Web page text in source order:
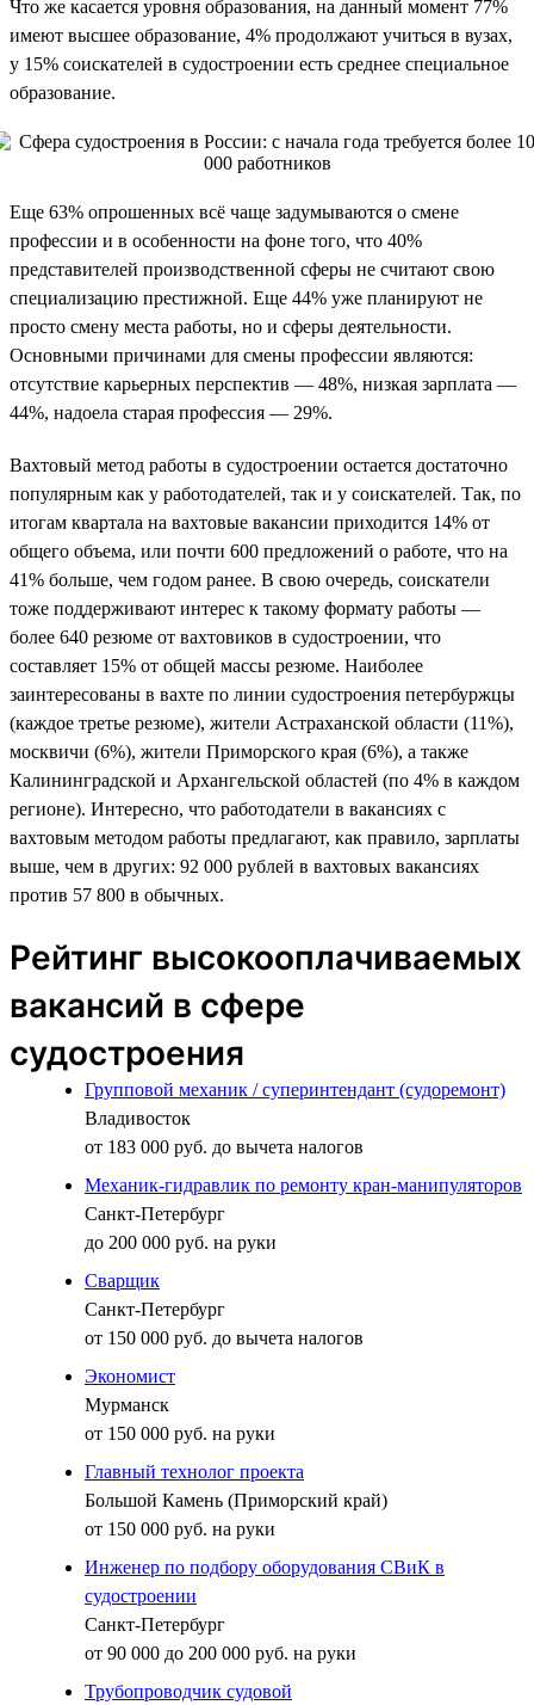
Что же касается уровня образования, на данный момент 77%
имеют высшее образование, 4% продолжают учиться в вузах,
у 15% соискателей в судостроении есть среднее специальное
образование.
Еще 63% опрошенных всё чаще задумываются о смене
профессии и в особенности на фоне того, что 40%
представителей производственной сферы не считают свою
специализацию престижной. Еще 44% уже планируют не
просто смену места работы, но и сферы деятельности.
Основными причинами для смены профессии являются:
отсутствие карьерных перспектив — 48%, низкая зарплата —
44%, надоела старая профессия — 29%.
Вахтовый метод работы в судостроении остается достаточно
популярным как у работодателей, так и у соискателей. Так, по
итогам квартала на вахтовые вакансии приходится 14% от
общего объема, или почти 600 предложений о работе, что на
41% больше, чем годом ранее. В свою очередь, соискатели
тоже поддерживают интерес к такому формату работы —
более 640 резюме от вахтовиков в судостроении, что
составляет 15% от общей массы резюме. Наиболее
заинтересованы в вахте по линии судостроения петербуржцы
(каждое третье резюме), жители Астраханской области (11%),
москвичи (6%), жители Приморского края (6%), а также
Калининградской и Архангельской областей (по 4% в каждом
регионе). Интересно, что работодатели в вакансиях с
вахтовым методом работы предлагают, как правило, зарплаты
выше, чем в других: 92 000 рублей в вахтовых вакансиях
против 57 800 в обычных.
Рейтинг высокооплачиваемых
вакансий в сфере
судостроения
Групповой механик / суперинтендант (судоремонт)
Владивосток
от 183 000 руб. до вычета налогов
Механик-гидравлик по ремонту кран-манипуляторов
Санкт-Петербург
до 200 000 руб. на руки
Сварщик
Санкт-Петербург
от 150 000 руб. до вычета налогов
Экономист
Мурманск
от 150 000 руб. на руки
Главный технолог проекта
Большой Камень (Приморский край)
от 150 000 руб. на руки
Инженер по подбору оборудования СВиК в
судостроении
Санкт-Петербург
от 90 000 до 200 000 руб. на руки
Трубопроводчик судовой